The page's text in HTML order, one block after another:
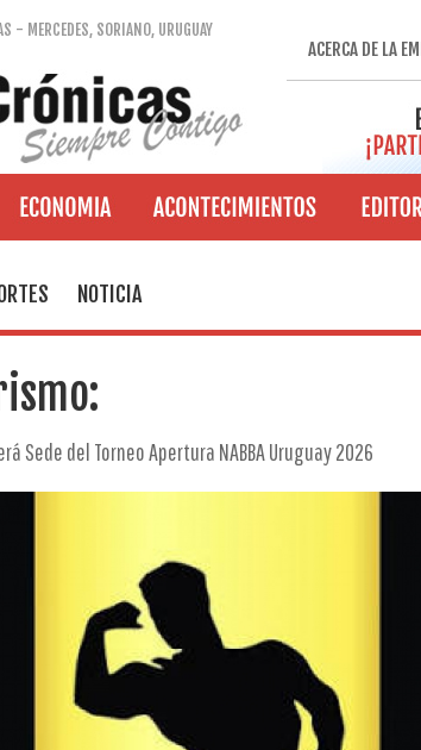
- MERCEDES, SORIANO, URUGUAY
ACERCA DE LA
NOTICIA
Sede del Torneo Apertura NABBA Uruguay 2026